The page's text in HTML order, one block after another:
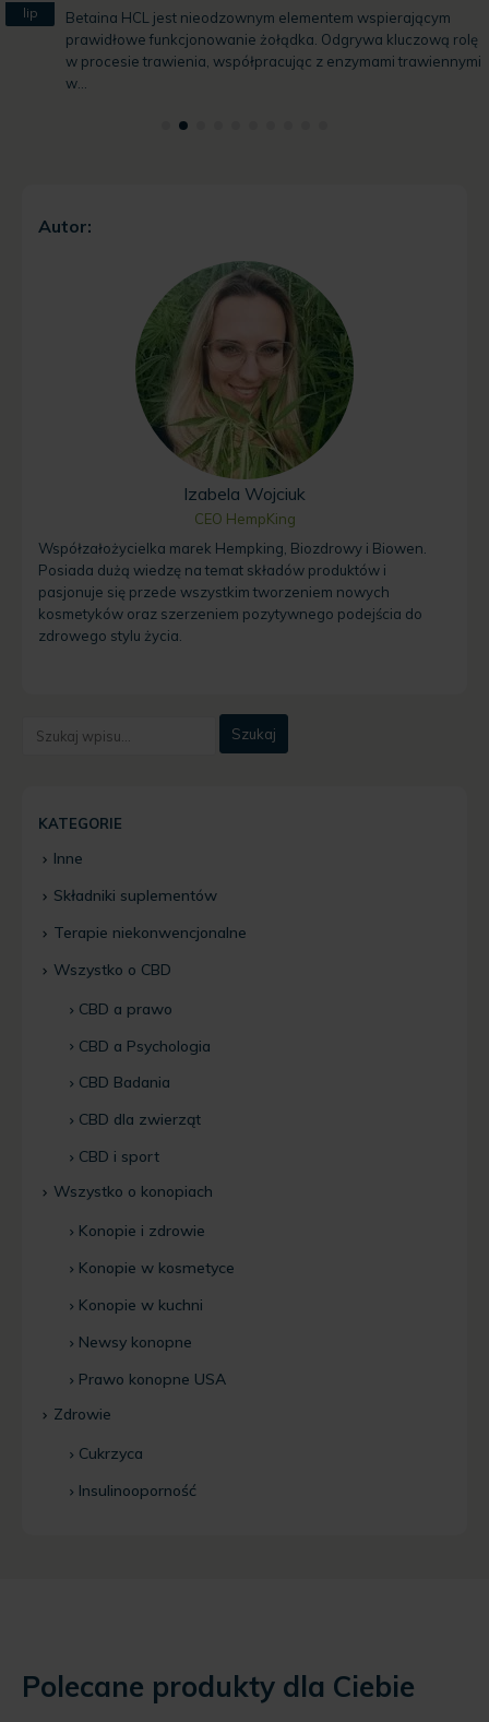
lip
Betaina HCL jest nieodzownym elementem wspierającym
prawidłowe funkcjonowanie żołądka. Odgrywa kluczową rolę
w procesie trawienia, współpracując z enzymami trawiennymi
w...
Autor:
Izabela Wojciuk
CEO HempKing
Współzałożycielka marek Hempking, Biozdrowy i Biowen.
Posiada dużą wiedzę na temat składów produktów i
pasjonuje się przede wszystkim tworzeniem nowych
kosmetyków oraz szerzeniem pozytywnego podejścia do
zdrowego stylu życia.
KATEGORIE
Inne
Składniki suplementów
Terapie niekonwencjonalne
Wszystko o CBD
CBD a prawo
CBD a Psychologia
CBD Badania
CBD dla zwierząt
CBD i sport
Wszystko o konopiach
Konopie i zdrowie
Konopie w kosmetyce
Konopie w kuchni
Newsy konopne
Prawo konopne USA
Zdrowie
Cukrzyca
Insulinooporność
Polecane produkty dla Ciebie